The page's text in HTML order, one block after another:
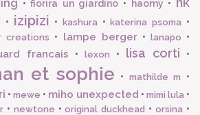
•fiorira un giardino • haomy •
• izipizi • kashura •katerina psoma •
creations • lampe berger• lanapo •
francais • lexon • lisa corti •
et sophie • mathilde m
•
• mewe • miho unexpected • mimi lula •
• newtone •original duckhead •orsina •